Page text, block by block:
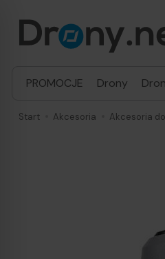
PROMOCJE Drony
Start Akcesoria Akcesoria